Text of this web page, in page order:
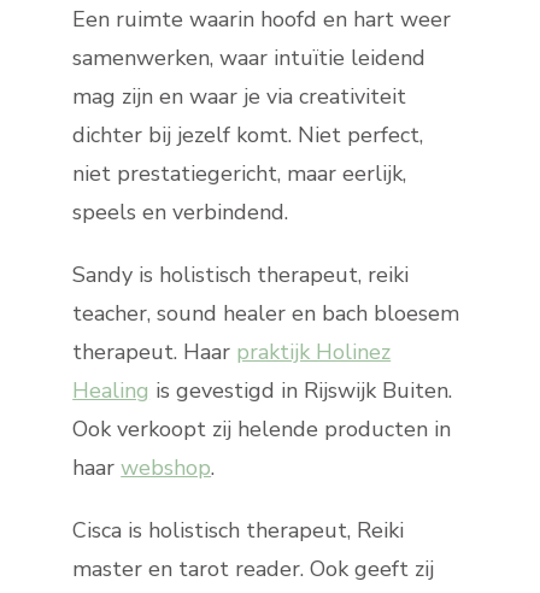
Een ruimte waarin hoofd en hart weer
samenwerken, waar intuïtie leidend
mag zijn en waar je via creativiteit
dichter bij jezelf komt. Niet perfect,
niet prestatiegericht, maar eerlijk,
speels en verbindend.
Sandy is holistisch therapeut, reiki
teacher, sound healer en bach bloesem
therapeut. Haar praktijk Holinez
Healing is gevestigd in Rijswijk Buiten.
Ook verkoopt zij helende producten in
haarwebshop.
Cisca is holistisch therapeut, Reiki
master en tarot reader. Ook geeft zij